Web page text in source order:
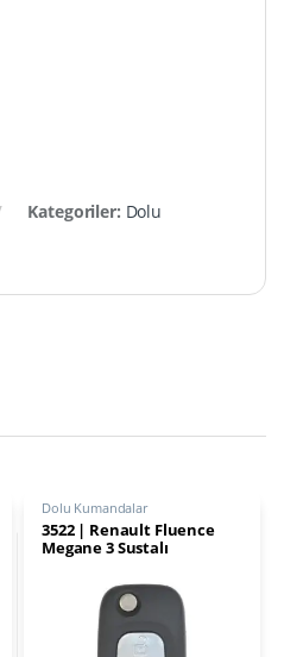
Kategoriler: Dolu
Dolu Kumandalar
3522 | Renault Fluence
Megane 3 Sustalı